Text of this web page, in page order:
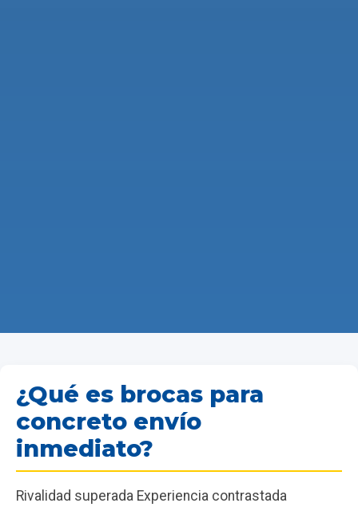
¿Qué es brocas para
concreto envío
inmediato?
Rivalidad superada Experiencia contrastada